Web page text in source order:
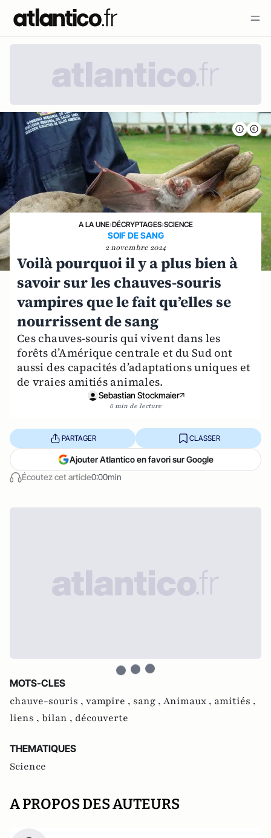
A LA UNE›DÉCRYPTAGES›SCIENCE
SOIF DE SANG
2 novembre 2024
Voilà pourquoi il y a plus bien à
savoir sur les chauves-souris
vampires que le fait qu’elles se
nourrissent de sang
Ces chauves-souris qui vivent dans les
forêts d’Amérique centrale et du Sud ont
aussi des capacités d’adaptations uniques et
de vraies amitiés animales.
Sebastian Stockmaier
6 min de lecture
Écoutez cet article0:00min
PARTAGER CLASSER
Ajouter Atlantico en favori sur Google
MOTS-CLES
chauve-souris , vampire , sang , Animaux , amitiés ,
liens , bilan , découverte
THEMATIQUES
Science
A PROPOS DES AUTEURS